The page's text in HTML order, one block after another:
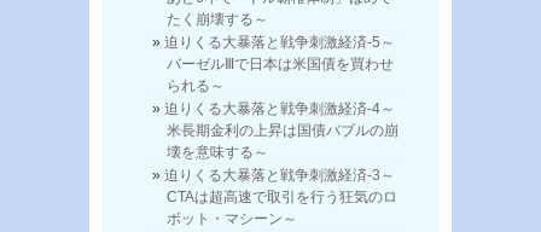
たく崩壊する～
迫りくる大暴落と戦争刺激経済-5～
バーゼルⅢで日本は米国債を買わせ
られる～
迫りくる大暴落と戦争刺激経済-4～
米長期金利の上昇は国債バブルの崩
壊を意味する～
迫りくる大暴落と戦争刺激経済-3～
CTAは超高速で取引を行う狂気のロ
ボット・マシーン～